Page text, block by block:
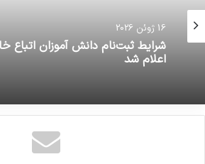
16 ژوئن 2026
اعلام شد
16 ژوئن 2026
انجام شد